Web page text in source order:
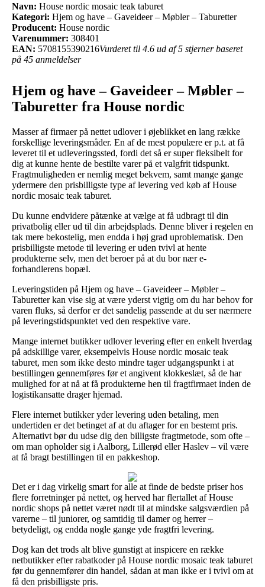
Navn: House nordic mosaic teak taburet
Kategori: Hjem og have – Gaveideer – Møbler – Taburetter
Producent: House nordic
Varenummer: 308401
EAN: 5708155390216Vurderet til 4.6 ud af 5 stjerner baseret
på 45 anmeldelser
Hjem og have – Gaveideer – Møbler –
Taburetter fra House nordic
Masser af firmaer på nettet udlover i øjeblikket en lang række
forskellige leveringsmåder. En af de mest populære er p.t. at få
leveret til et udleveringssted, fordi det så er super fleksibelt for
dig at kunne hente de bestilte varer på et valgfrit tidspunkt.
Fragtmuligheden er nemlig meget bekvem, samt mange gange
ydermere den prisbilligste type af levering ved køb af House
nordic mosaic teak taburet.
Du kunne endvidere påtænke at vælge at få udbragt til din
privatbolig eller ud til din arbejdsplads. Denne bliver i regelen en
tak mere bekostelig, men endda i høj grad uproblematisk. Den
prisbilligste metode til levering er uden tvivl at hente
produkterne selv, men det beroer på at du bor nær e-
forhandlerens bopæl.
Leveringstiden på Hjem og have – Gaveideer – Møbler –
Taburetter kan vise sig at være yderst vigtig om du har behov for
varen fluks, så derfor er det sandelig passende at du ser nærmere
på leveringstidspunktet ved den respektive vare.
Mange internet butikker udlover levering efter en enkelt hverdag
på adskillige varer, eksempelvis House nordic mosaic teak
taburet, men som ikke desto mindre tager udgangspunkt i at
bestillingen gennemføres før et angivent klokkeslæt, så de har
mulighed for at nå at få produkterne hen til fragtfirmaet inden de
logistikansatte drager hjemad.
Flere internet butikker yder levering uden betaling, men
undertiden er det betinget af at du aftager for en bestemt pris.
Alternativt bør du udse dig den billigste fragtmetode, som ofte –
om man opholder sig i Aalborg, Lillerød eller Haslev – vil være
at få bragt bestillingen til en pakkeshop.
Det er i dag virkelig smart for alle at finde de bedste priser hos
flere forretninger på nettet, og herved har flertallet af House
nordic shops på nettet været nødt til at mindske salgsværdien på
varerne – til juniorer, og samtidig til damer og herrer –
betydeligt, og endda nogle gange yde fragtfri levering.
Dog kan det trods alt blive gunstigt at inspicere en række
netbutikker efter rabatkoder på House nordic mosaic teak taburet
før du gennemfører din handel, sådan at man ikke er i tvivl om at
få den prisbilligste pris.